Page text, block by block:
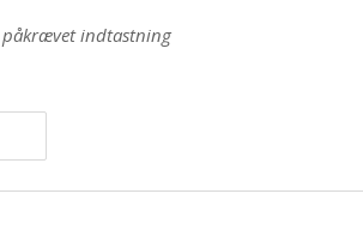
påkrævet indtastning